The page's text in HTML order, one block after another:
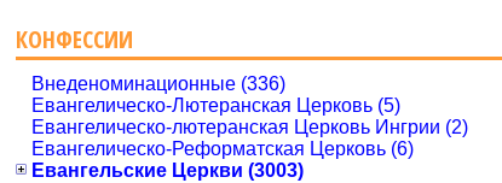
КОНФЕССИИ
Внеденоминационные (336)
Евангелическо-Лютеранская Церковь (5)
Евангелическо-лютеранская Церковь Ингрии (2)
Евангелическо-Реформатская Церковь (6)
Евангельские Церкви (3003)